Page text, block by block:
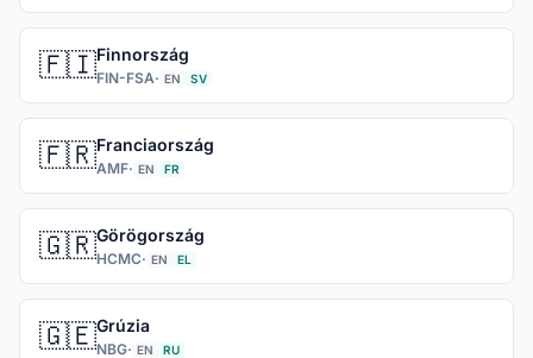
🇫🇮Finnország
FIN-FSA· EN SV
🇫🇷Franciaország
AMF· EN FR
🇬🇷Görögország
HCMC· EN EL
🇬🇪Grúzia
NBG· EN RU